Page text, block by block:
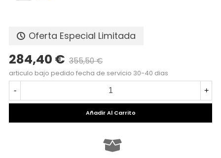
Oferta Especial Limitada
284,40 € 355,50 €
articulo bajo pedido fecha de servicio 30-40 dias
- +
Añadir Al Carrito